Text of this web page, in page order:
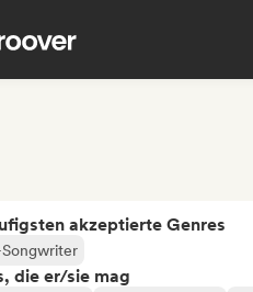
akzeptierte Genres
die er/sie mag